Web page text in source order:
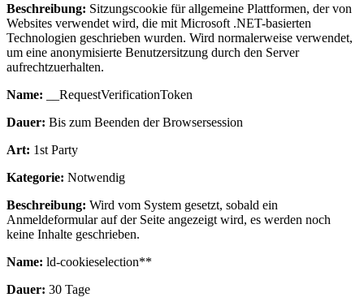
Beschreibung: Sitzungscookie für allgemeine Plattformen, der von
Websites verwendet wird, die mit Microsoft .NET-basierten
Technologien geschrieben wurden. Wird normalerweise verwendet,
um eine anonymisierte Benutzersitzung durch den Server
aufrechtzuerhalten.
Name: __RequestVerificationToken
Dauer: Bis zum Beenden der Browsersession
Art: 1st Party
Kategorie: Notwendig
Beschreibung: Wird vom System gesetzt, sobald ein
Anmeldeformular auf der Seite angezeigt wird, es werden noch
keine Inhalte geschrieben.
Name: ld-cookieselection**
Dauer: 30 Tage